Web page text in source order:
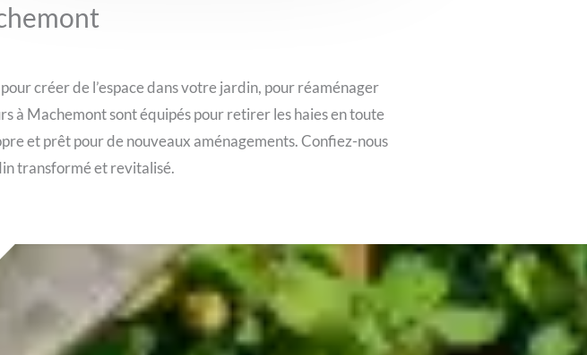
créer de l’espace dans votre jardin, pour réaménager
à Machemont sont équipés pour retirer les haies en toute
et prêt pour de nouveaux aménagements. Confiez-nous
transformé et revitalisé.